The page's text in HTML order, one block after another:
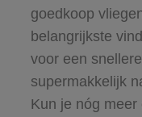
goedkoop
belangrijkste
voor een
supermakkelijk
Kun je nóg